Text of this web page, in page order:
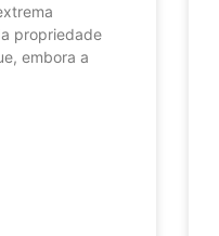
propriedade
embora a